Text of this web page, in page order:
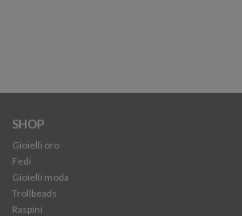
SHOP
Gioielli oro
Fedi
Gioielli moda
Trollbeads
Raspini